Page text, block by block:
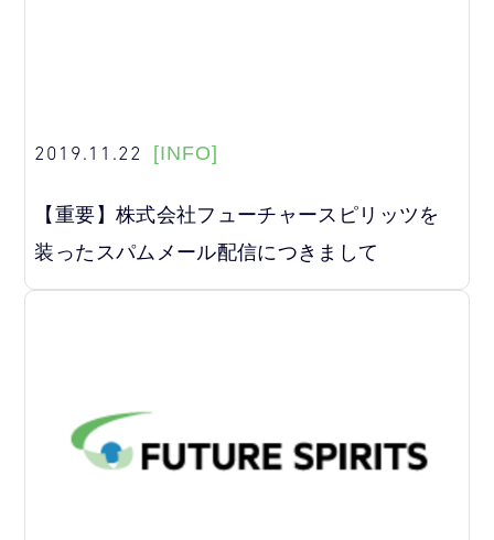
2019.11.22 [INFO]
【重要】株式会社フューチャースピリッツを
装ったスパムメール配信につきまして